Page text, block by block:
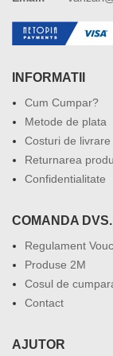
INFORMATII
Cum Cumpar?
Metode de plata
Costuri de livrare
Returnarea
Confidentialitate
COMANDA DVS.
Regulament
Produse 2M
Cosul de
Contact
AJUTOR